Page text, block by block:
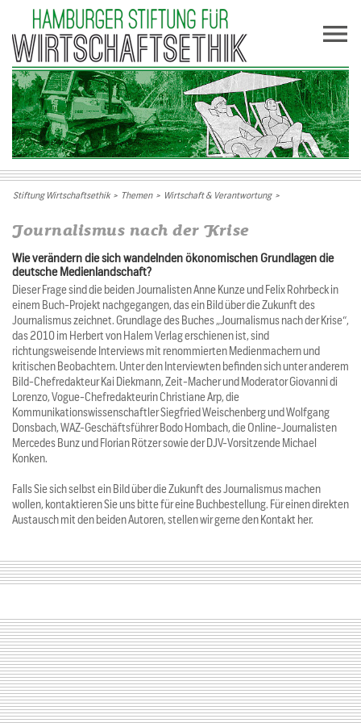
Stiftung Wirtschaftsethik> Themen> Wirtschaft & Verantwortung>
Journalismus nach der Krise
Wie verändern die sich wandelnden ökonomischen Grundlagen die
deutsche Medienlandschaft?
Dieser Frage sind die beiden Journalisten Anne Kunze und Felix Rohrbeck in
einem Buch-Projekt nachgegangen, das ein Bild über die Zukunft des
Journalismus zeichnet. Grundlage des Buches „Journalismus nach der Krise“,
das 2010 im Herbert von Halem Verlag erschienen ist, sind
richtungsweisende Interviews mit renommierten Medienmachern und
kritischen Beobachtern. Unter den Interviewten befinden sich unter anderem
Bild-Chefredakteur Kai Diekmann, Zeit-Macher und Moderator Giovanni di
Lorenzo, Vogue-Chefredakteurin Christiane Arp, die
Kommunikationswissenschaftler Siegfried Weischenberg und Wolfgang
Donsbach, WAZ-Geschäftsführer Bodo Hombach, die Online-Journalisten
Mercedes Bunz und Florian Rötzer sowie der DJV-Vorsitzende Michael
Konken.
Falls Sie sich selbst ein Bild über die Zukunft des Journalismus machen
wollen, kontaktieren Sie uns bitte für eine Buchbestellung. Für einen direkten
Austausch mit den beiden Autoren, stellen wir gerne den Kontakt her.